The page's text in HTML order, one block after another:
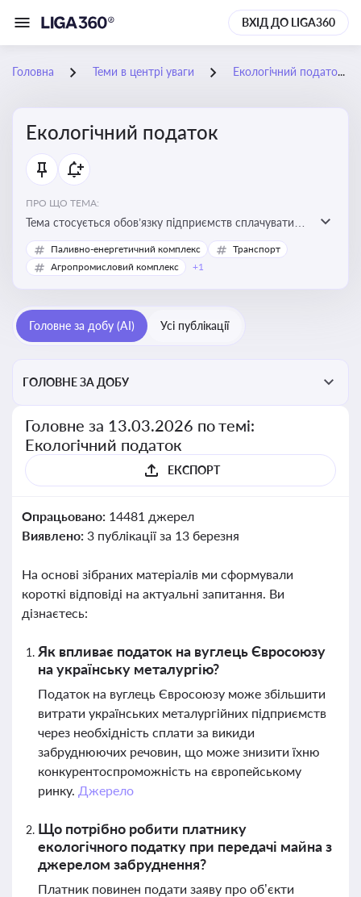
ВХІД ДО LIGA360
Головна Теми в центрі уваги Екологічний податок
Екологічний податок
ПРО ЩО ТЕМА:
Тема стосується обов’язку підприємств сплачувати
екологічний податок за забруднення довкілля. Вона
важлива для екологічного контролю бізнесу,
Паливно-енергетичний комплекс
Транспорт
Агропромисловий комплекс
+1
Головне за добу (AI) Усі публікації
ГОЛОВНЕ ЗА ДОБУ
Головне за 13.03.2026 по темі:
Екологічний податок
ЕКСПОРТ
Опрацьовано: 14481 джерел
Виявлено: 3 публікації за 13 березня
На основі зібраних матеріалів ми сформували
короткі відповіді на актуальні запитання. Ви
дізнаєтесь:
Як впливає податок на вуглець Євросоюзу
на українську металургію?
Податок на вуглець Євросоюзу може збільшити
витрати українських металургійних підприємств
через необхідність сплати за викиди
забруднюючих речовин, що може знизити їхню
конкурентоспроможність на європейському
ринку. Джерело
Що потрібно робити платнику
екологічного податку при передачі майна з
джерелом забруднення?
Платник повинен подати заяву про об’єкти